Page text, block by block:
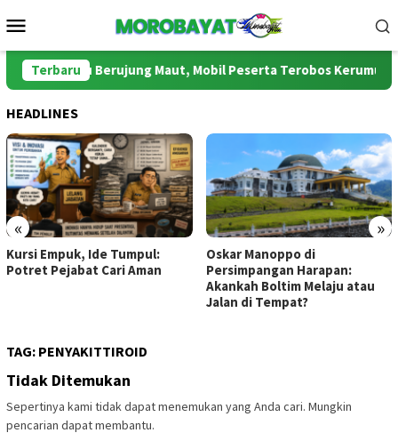
ke
Mobile
TerbaruBerujung Maut, Mobil Peserta Terobos Kerumunan
HEADLINES
« »
Kursi Empuk, Ide Tumpul:
Potret Pejabat Cari Aman
Oskar Manoppo di
Persimpangan Harapan:
Akankah Boltim Melaju atau
Jalan di Tempat?
TAG: PENYAKITTIROID
Tidak Ditemukan
Sepertinya kami tidak dapat menemukan yang Anda cari. Mungkin
pencarian dapat membantu.